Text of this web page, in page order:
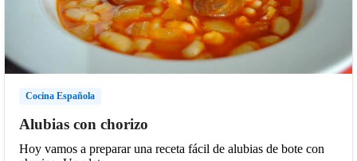
Cocina Española
Alubias con chorizo
Hoy vamos a preparar una receta fácil de alubias de bote con